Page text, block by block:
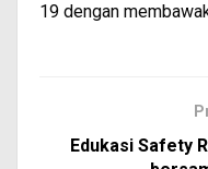
19 dengan
Edukasi Safety